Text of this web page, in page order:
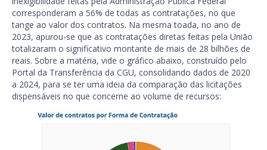
corresponderam a 56% de todas as contratações, no que
tange ao valor dos contratos. Na mesma toada, no ano de
2023, apurou-se que as contratações diretas feitas pela União
totalizaram o significativo montante de mais de 28 bilhões de
reais. Sobre a matéria, vide o gráfico abaixo, construído pelo
Portal da Transferência da CGU, consolidando dados de 2020
a 2024, para se ter uma ideia da comparação das licitações
dispensáveis no que concerne ao volume de recursos: